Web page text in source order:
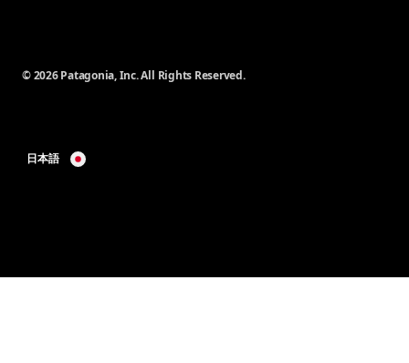
© 2026 Patagonia, Inc. All Rights Reserved.
日本語